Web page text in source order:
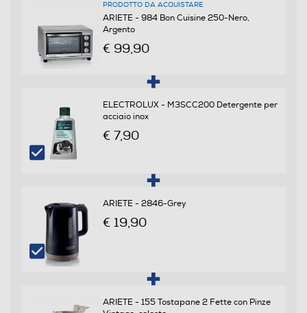
Descrizione
Vano raccoglibriciole
Funzioni e Plus
Timer
Termostato regolabile
PRODOTTO DA ACQUISTARE
ARIETE - 984 Bon Cuisine 250-Nero,
Argento
€ 99,90
ELECTROLUX - M3SCC200 Detergente per
acciaio inox
€ 7,90
ARIETE - 2846-Grey
€ 19,90
ARIETE - 155 Tostapane 2 Fette con Pinze